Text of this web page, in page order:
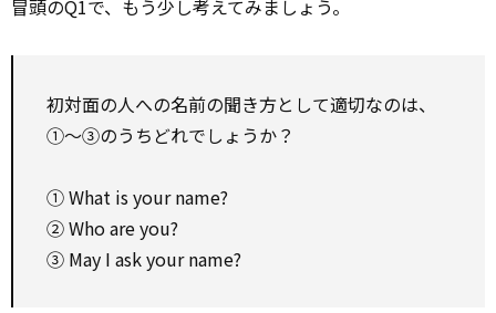
冒頭のQ1で、もう少し考えてみましょう。
初対面の人への名前の聞き方として適切なのは、
①～③のうちどれでしょうか？
① What is your name?
② Who are you?
③ May I ask your name?